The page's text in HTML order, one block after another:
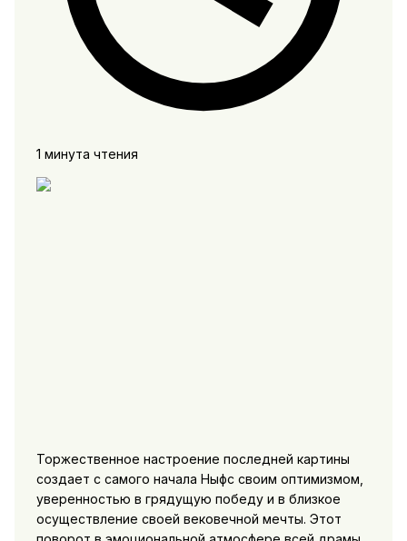
1 минута чтения
Торжественное настроение последней картины
создает с самого начала Ныфс своим оптимизмом,
уверенностью в грядущую победу и в близкое
осуществление своей вековечной мечты. Этот